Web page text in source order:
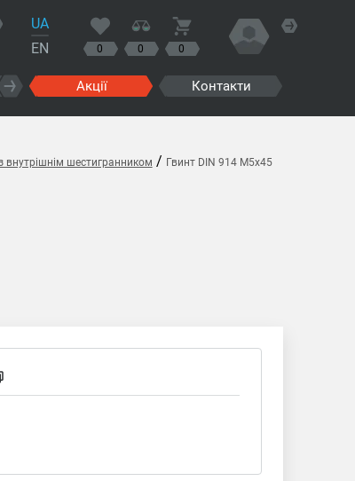
UA
EN
0 0 0
Акції Контакти
внутрішнім шестигранником / Гвинт DIN 914 M5x45